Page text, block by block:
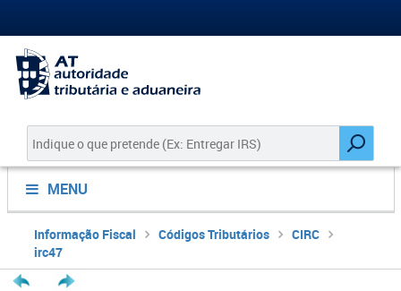
MENU
Informação Fiscal Códigos Tributários
CIRC
irc47